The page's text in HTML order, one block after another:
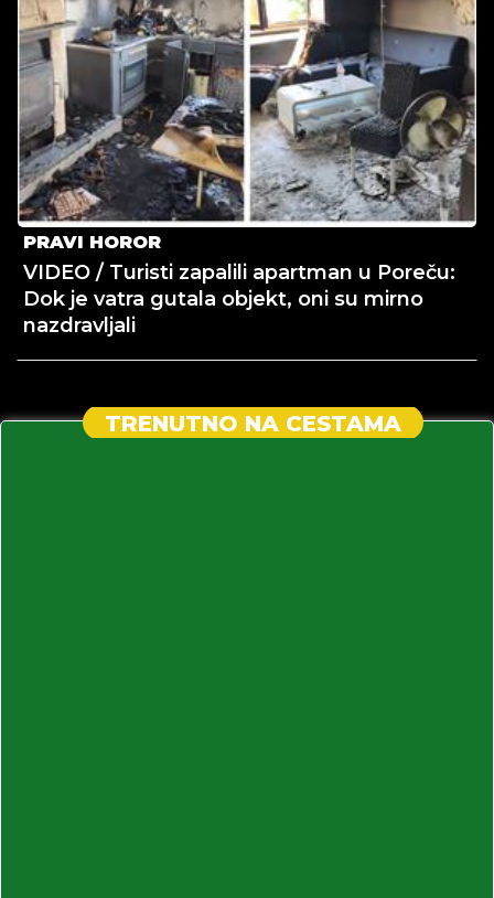
PRAVI HOROR
VIDEO / Turisti zapalili apartman u Poreču:
Dok je vatra gutala objekt, oni su mirno
nazdravljali
TRENUTNO NA CESTAMA